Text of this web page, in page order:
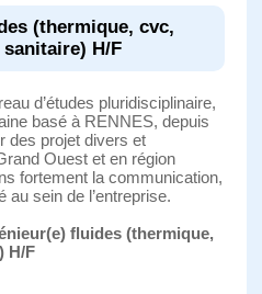
(thermique, cvc,
H/F
d’études pluridisciplinaire,
basé à RENNES, depuis
des projet divers et
Ouest et en région
fortement la communication,
au sein de l’entreprise.
fluides (thermique,
H/F